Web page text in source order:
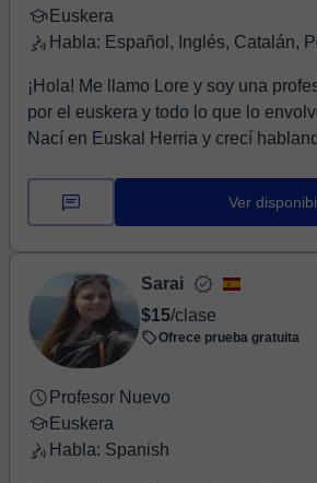
Euskera
Habla: Español, Inglés, Catalán,
¡Hola! Me llamo Lore y soy una
por el euskera y todo lo que lo
Nací en Euskal Herria y crecí
Ver
Sarai
$15/clase
Ofrece prueba gratuita
Profesor Nuevo
Euskera
Habla: Spanish